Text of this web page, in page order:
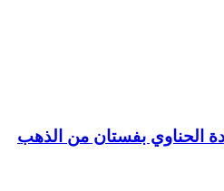
الحناوي بفستان من الذهب